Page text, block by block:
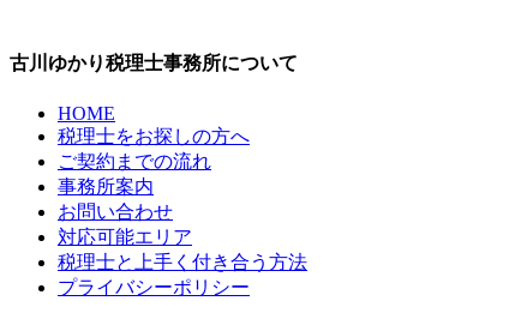
古川ゆかり税理士事務所について
HOME
税理士をお探しの方へ
ご契約までの流れ
事務所案内
お問い合わせ
対応可能エリア
税理士と上手く付き合う方法
プライバシーポリシー